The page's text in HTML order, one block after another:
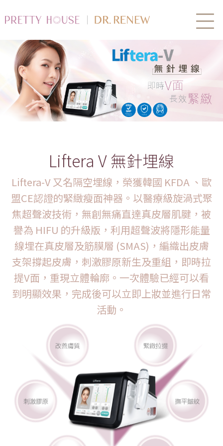
Liftera V 無針埋線
Liftera-V 又名隔空埋線，榮獲韓國 KFDA 、歐
盟CE認證的緊緻瘦面神器。以醫療級旋渦式聚
焦超聲波技術，無創無痛直達真皮層肌腱，被
譽為 HIFU 的升級版，利用超聲波將隱形能量
線埋在真皮層及筋膜層 (SMAS)，編織出皮膚
支架撐起皮膚，刺激膠原新生及重組，即時拉
提V面，重現立體輪廓。一次體驗已經可以看
到明顯效果，完成後可以立即上妝並進行日常
活動。